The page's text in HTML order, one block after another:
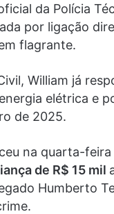
da Polícia
por ligação
flagrante.
William já
elétrica e
de 2025.
na quarta-
de R$ 15 mil
Humberto